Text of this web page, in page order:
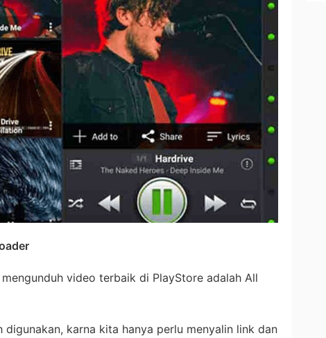
video terbaik di PlayStore adalah All
digunakan, karna kita hanya perlu menyalin link dan